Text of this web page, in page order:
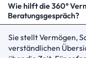
Wie hilft die 360°
Beratungsgespräch?
Sie stellt Vermögen,
verständlichen